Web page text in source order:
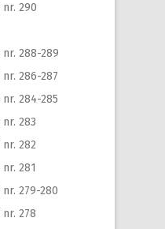
290
288-289
286-287
284-285
283
282
281
279-280
278